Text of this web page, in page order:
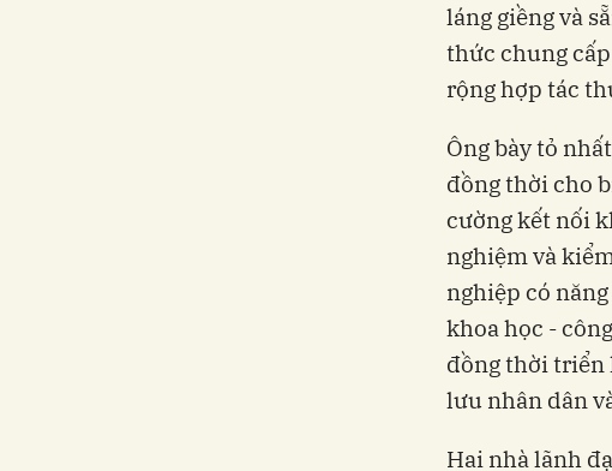
láng giềng và
thức chung
rộng hợp tác
Ông bày tỏ
đồng thời cho
cường kết nối
nghiệm và
nghiệp có
khoa học -
đồng thời triển
lưu nhân dân
Hai nhà lãnh